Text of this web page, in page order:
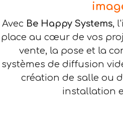
Avec Be Happy Systems,
place au cœur de vos
vente, la pose et la
systèmes de diffusion
création de salle ou
installation